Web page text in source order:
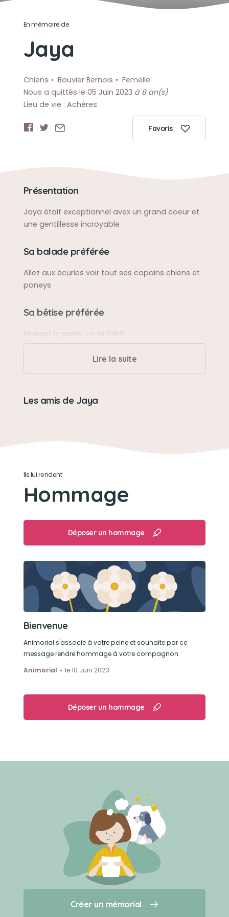
Créer un mémorial
Qui sommes-nous ?
En mémoire de
Jaya
Chiens Bouvier Bernois
Femelle
Nous a quittés le 05 Juin 2023 à 8 an(s)
Lieu de vie : Achères
Favoris
Présentation
Jaya était exceptionnel avex un grand coeur et
une gentillesse incroyable
Sa balade préférée
Allez aux écuries voir tout ses copains chiens et
poneys
Sa bêtise préférée
Manger le pains sur la table
Son jouet préféré
Les balades en voiture
Lire la suite
Les amis de Jaya
Ils lui rendent
Hommage
Déposer un hommage
Bienvenue
Animorial s'associe à votre peine et souhaite par ce
message rendre hommage à votre compagnon.
Animorial
le 10 Juin 2023
Déposer un hommage
Créer un mémorial